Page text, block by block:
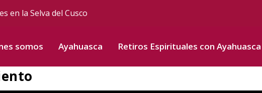
en la Selva del Cusco
somos Ayahuasca Retiros Espirituales con Ayahuasca